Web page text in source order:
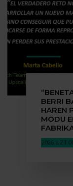
BERRI
HAREN
MODU
2026 UZT 01